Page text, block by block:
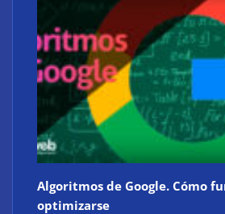
Algoritmos de Google. Cómo
optimizarse